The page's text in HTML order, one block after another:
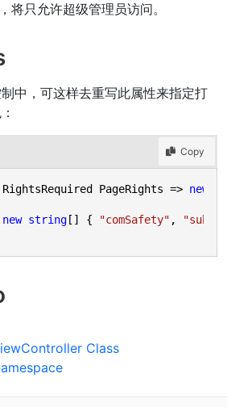
，将只允许超级管理员访问。
中，可这样去重写此属性来指定打
Copy
RightsRequired PageRights => new
new string [] { "comSafety" ,
Class